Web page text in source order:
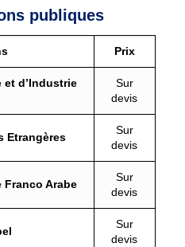
publiques
Prix
et d’Industrie
Sur
devis
Etrangères
Sur
devis
Franco Arabe
Sur
devis
Sur
devis